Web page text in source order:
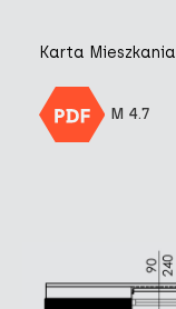
Karta Mieszkania
M 4.7